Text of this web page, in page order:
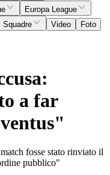
Europa League
Squadre Video
Foto
a far
fosse stato rinviato il
pubblico"